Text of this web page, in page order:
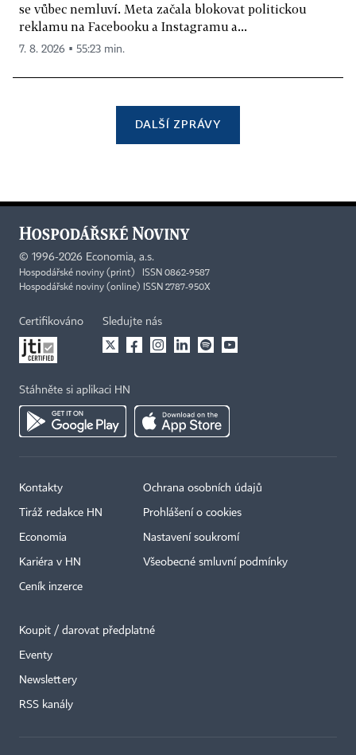
se vůbec nemluví. Meta začala blokovat politickou
reklamu na Facebooku a Instagramu a...
7. 8. 2026 ▪ 55:23 min.
DALŠÍ ZPRÁVY
© 1996-2026 Economia, a.s.
Hospodářské noviny (print) ISSN 0862-9587
Hospodářské noviny (online) ISSN 2787-950X
Certifikováno Sledujte nás
Stáhněte si aplikaci HN
Kontakty
Tiráž redakce HN
Economia
Kariéra v HN
Ceník inzerce
Ochrana osobních údajů
Prohlášení o cookies
Nastavení soukromí
Všeobecné smluvní podmínky
Koupit / darovat předplatné
Eventy
Newslettery
RSS kanály